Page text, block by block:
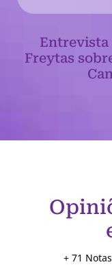
Entrevista
Freytas
+ 71